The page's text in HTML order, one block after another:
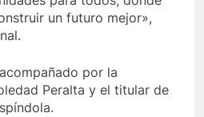
un futuro mejor»,
por la
Peralta y el titular de